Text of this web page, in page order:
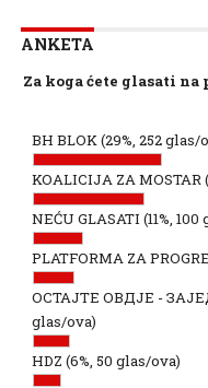
ANKETA
Za koga ćete glasati
BH BLOK(29%, 252 glas/
KOALICIJA ZA MOSTAR
NEĆU GLASATI (11%,
PLATFORMA ZA
ОСТАЈТЕ ОВДЈЕ -
glas/ova)
HDZ (6%, 50 glas/ova)